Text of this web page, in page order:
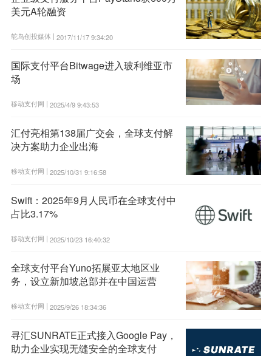
美元A轮融资
鸵鸟创投媒体 | 2017/11/17 9:34:20
国际支付平台Bitwage进入玻利维亚市
场
移动支付网 | 2025/4/9 9:43:53
汇付亮相第138届广交会，全球支付解
决方案助力企业出海
移动支付网 | 2025/10/31 9:16:58
Swift：2025年9月人民币在全球支付中
占比3.17%
移动支付网 | 2025/10/23 16:40:32
全球支付平台Yuno拓展亚太地区业
务，设立新加坡总部并在中国运营
移动支付网 | 2025/9/26 18:34:36
寻汇SUNRATE正式接入Google Pay，
助力企业实现无缝安全的全球支付